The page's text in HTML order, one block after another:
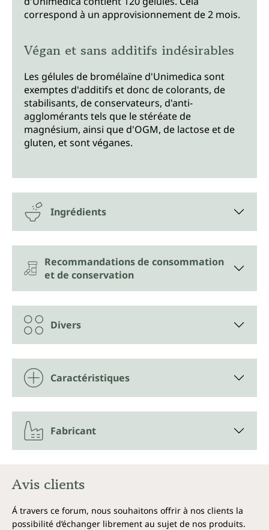
correspond à un approvisionnement de 2 mois.
Végan et sans additifs indésirables
Les gélules de bromélaïne d'Unimedica sont
exemptes d'additifs et donc de colorants, de
stabilisants, de conservateurs, d'anti-
agglomérants tels que le stéréate de
magnésium, ainsi que d'OGM, de lactose et de
gluten, et sont véganes.
Ingrédients
Recommandations de consommation
et de conservation
Divers
Caractéristiques
Fabricant
Avis clients
Á travers ce forum, nous souhaitons offrir à nos clients la
possibilité d’échanger librement au sujet de nos produits.